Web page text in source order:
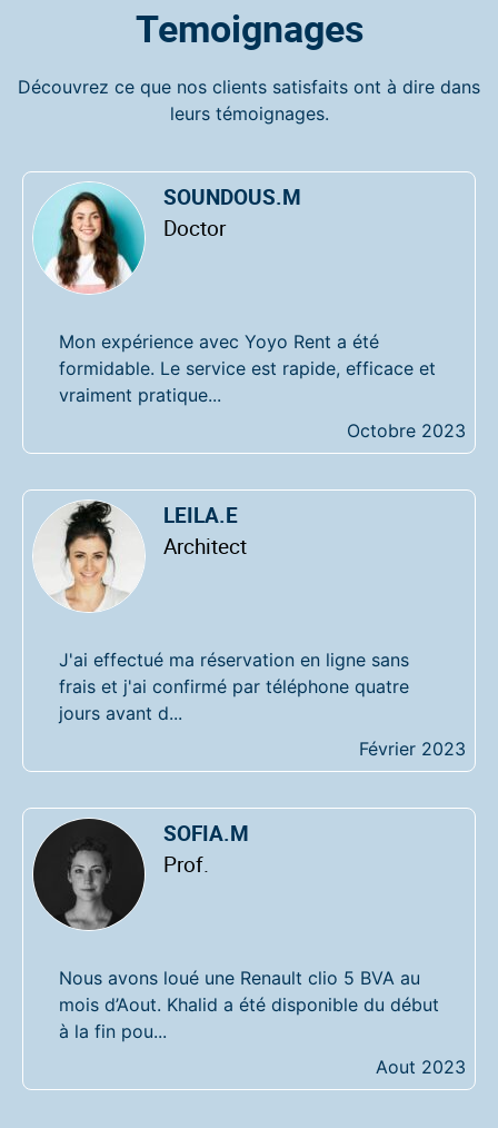
Temoignages
Découvrez ce que nos clients satisfaits ont à dire dans
leurs témoignages.
SOUNDOUS.M
Doctor
Mon expérience avec Yoyo Rent a été
formidable. Le service est rapide, efficace et
vraiment pratique...
Octobre 2023
LEILA.E
Architect
J'ai effectué ma réservation en ligne sans
frais et j'ai confirmé par téléphone quatre
jours avant d...
Février 2023
SOFIA.M
Prof.
Nous avons loué une Renault clio 5 BVA au
mois d’Aout. Khalid a été disponible du début
à la fin pou...
Aout 2023